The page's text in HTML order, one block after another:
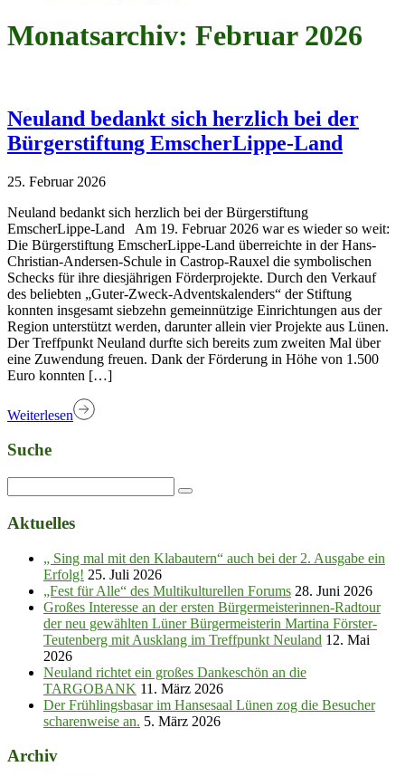
Monatsarchiv: Februar 2026
Neuland bedankt sich herzlich bei der
Bürgerstiftung EmscherLippe-Land
25. Februar 2026
Neuland bedankt sich herzlich bei der Bürgerstiftung
EmscherLippe-Land Am 19. Februar 2026 war es wieder so weit:
Die Bürgerstiftung EmscherLippe-Land überreichte in der Hans-
Christian-Andersen-Schule in Castrop-Rauxel die symbolischen
Schecks für ihre diesjährigen Förderprojekte. Durch den Verkauf
des beliebten „Guter-Zweck-Adventskalenders“ der Stiftung
konnten insgesamt siebzehn gemeinnützige Einrichtungen aus der
Region unterstützt werden, darunter allein vier Projekte aus Lünen.
Der Treffpunkt Neuland durfte sich bereits zum zweiten Mal über
eine Zuwendung freuen. Dank der Förderung in Höhe von 1.500
Euro konnten […]
Weiterlesen
Suche
Aktuelles
„ Sing mal mit den Klabautern“ auch bei der 2. Ausgabe ein
Erfolg! 25. Juli 2026
„Fest für Alle“ des Multikulturellen Forums 28. Juni 2026
Großes Interesse an der ersten Bürgermeisterinnen-Radtour
der neu gewählten Lüner Bürgermeisterin Martina Förster-
Teutenberg mit Ausklang im Treffpunkt Neuland 12. Mai
2026
Neuland richtet ein großes Dankeschön an die
TARGOBANK 11. März 2026
Der Frühlingsbasar im Hansesaal Lünen zog die Besucher
scharenweise an. 5. März 2026
Archiv